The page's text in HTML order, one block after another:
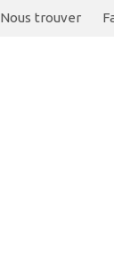
Nous trouver